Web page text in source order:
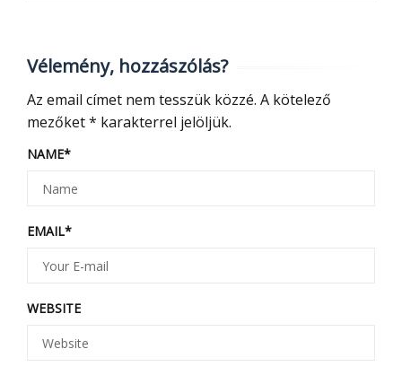
Vélemény, hozzászólás?
Az email címet nem tesszük közzé. A kötelező
mezőket* karakterrel jelöljük.
NAME*
EMAIL*
WEBSITE